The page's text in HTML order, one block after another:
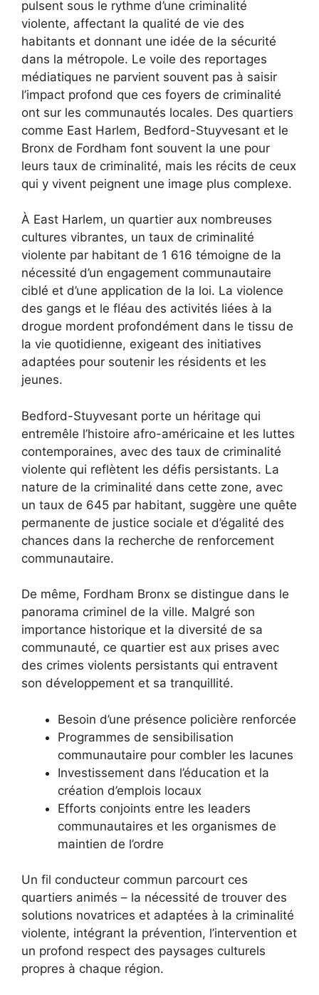
pulsent sous le rythme d’une criminalité
violente, affectant la qualité de vie des
habitants et donnant une idée de la sécurité
dans la métropole. Le voile des reportages
médiatiques ne parvient souvent pas à saisir
l’impact profond que ces foyers de criminalité
ont sur les communautés locales. Des quartiers
comme East Harlem, Bedford-Stuyvesant et le
Bronx de Fordham font souvent la une pour
leurs taux de criminalité, mais les récits de ceux
qui y vivent peignent une image plus complexe.
À East Harlem, un quartier aux nombreuses
cultures vibrantes, un taux de criminalité
violente par habitant de 1 616 témoigne de la
nécessité d’un engagement communautaire
ciblé et d’une application de la loi. La violence
des gangs et le fléau des activités liées à la
drogue mordent profondément dans le tissu de
la vie quotidienne, exigeant des initiatives
adaptées pour soutenir les résidents et les
jeunes.
Bedford-Stuyvesant porte un héritage qui
entremêle l’histoire afro-américaine et les luttes
contemporaines, avec des taux de criminalité
violente qui reflètent les défis persistants. La
nature de la criminalité dans cette zone, avec
un taux de 645 par habitant, suggère une quête
permanente de justice sociale et d’égalité des
chances dans la recherche de renforcement
communautaire.
De même, Fordham Bronx se distingue dans le
panorama criminel de la ville. Malgré son
importance historique et la diversité de sa
communauté, ce quartier est aux prises avec
des crimes violents persistants qui entravent
son développement et sa tranquillité.
Besoin d’une présence policière renforcée
Programmes de sensibilisation
communautaire pour combler les lacunes
Investissement dans l’éducation et la
création d’emplois locaux
Efforts conjoints entre les leaders
communautaires et les organismes de
maintien de l’ordre
Un fil conducteur commun parcourt ces
quartiers animés – la nécessité de trouver des
solutions novatrices et adaptées à la criminalité
violente, intégrant la prévention, l’intervention et
un profond respect des paysages culturels
propres à chaque région.